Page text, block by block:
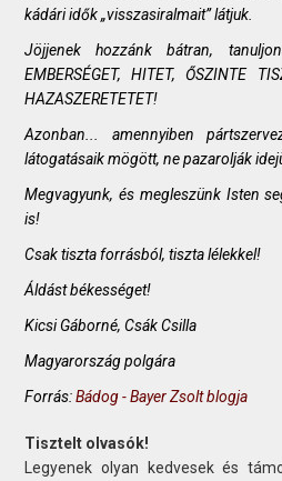
kádári idők „visszasiralmait” látjuk.
Jöjjenek hozzánk bátran,
EMBERSÉGET, HITET, ŐSZINTE
HAZASZERETETET!
Azonban... amennyiben
látogatásaik mögött, ne pazarolják
Megvagyunk, és megleszünk Isten
is!
Csak tiszta forrásból, tiszta lélekkel!
Áldást békességet!
Kicsi Gáborné, Csák Csilla
Magyarország polgára
Forrás:Bádog - Bayer Zsolt blogja
Tisztelt olvasók!
Legyenek olyan kedvesek és